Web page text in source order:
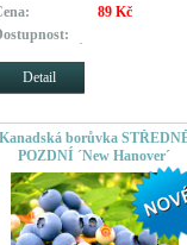
89 Kč
kteří si objednali dříve
Detail
Kanadská borůvka
POZDNÍ ´New Hanover´